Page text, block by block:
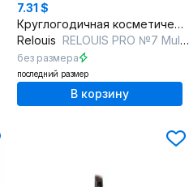
7.31 $
Круглогодичная косметическая кисть с натуральным ворсом
Relouis RELOUIS PRO №7 Multifunctional Brush S
без размера
последний размер
В корзину